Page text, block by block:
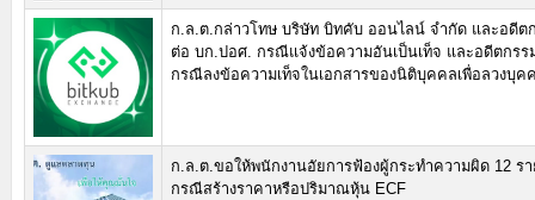
ก.ล.ต.กล่าวโทษ บริษัท บิทคับ ออนไลน์ จำกัด และอดีต
ต่อ บก.ปอศ. กรณีแจ้งข้อความอันเป็นเท็จ และอดีตกรร
กรณีลงข้อความเท็จในเอกสารของนิติบุคคลเพื่อลวงบุค
ก.ล.ต.ขอให้พนักงานอัยการฟ้องผู้กระทำความผิด 12 ร
กรณีสร้างราคาหรือปริมาณหุ้น ECF